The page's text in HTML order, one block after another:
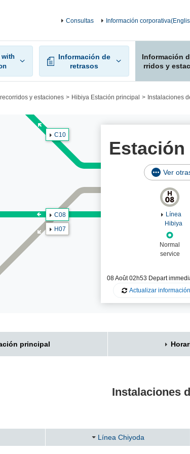
with
Información de
retrasos
Información
rridos y
Consultas Información
y estaciones Hibiya Estación principal Instalaciones
Ver
08 Août 02h53 Depart im
Actualizar información
Línea
Hibiya
Normal
service
H07
C08
C10
principal
Instalaciones
Línea Chiyoda